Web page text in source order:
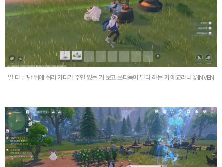
일 다 끝난 뒤에 쉬러 가다가 주인 있는 거 보고 쓰다듬어 달라 하는 저 애교라니 ©INVEN